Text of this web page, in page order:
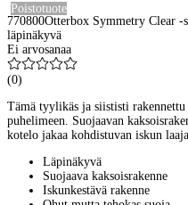
Poistotuote
770800Otterbox Symmetry Clear -
läpinäkyvä
Ei arvosanaa
(0)
Tämä tyylikäs ja siististi rakennettu
puhelimeen. Suojaavan
kotelo jakaa kohdistuvan iskun
Läpinäkyvä
Suojaava kaksoisrakenne
Iskunkestävä rakenne